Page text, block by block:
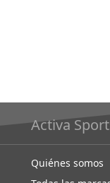
Activa
Quiénes somos